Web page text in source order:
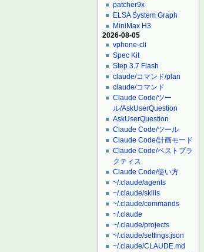
patcher9x
ELSA System Graph
MiniMax H3
2026-08-05
vphone-cli
Spec Kit
Step 3.7 Flash
claude/コマンド/plan
claude/コマンド
Claude Code/ツー
ル/AskUserQuestion
AskUserQuestion
Claude Code/ツール
Claude Code/計画モード
Claude Code/ベストプラ
クティス
Claude Code/使い方
~/.claude/agents
~/.claude/skills
~/.claude/commands
~/.claude
~/.claude/projects
~/.claude/settings.json
~/.claude/CLAUDE.md